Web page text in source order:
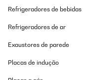
Refrigeradores de bebidas
Refrigeradores de ar
Exaustores de parede
Placas de indução